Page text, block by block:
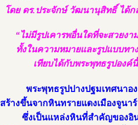
โดย ดร.ประจักษ์ วัฒนานุสิทธิ์ ได้ก
“ไม่มีรูปเคารพอื่นใดที่จะสวยงา
ทั้งในความหมายและรูปแบบทา
เทียบได้กับพระพุทธรูปองค์
พระพุทธรูปปางปฐมเทศนาอ
สร้างขึ้นจากหินทรายแดงเมืองจูนาร์
ซึ่งเป็นแหล่งหินที่สำคัญของอิ